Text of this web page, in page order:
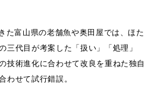
た富山県の老舗魚や奥田屋では、ほた
三代目が考案した「扱い」「処理」
技術進化に合わせて改良を重ねた独自
わせて試行錯誤。